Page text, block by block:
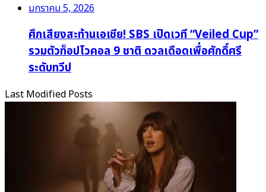
มกราคม 5, 2026
ศึกเสียงสะท้านเอเชีย! SBS เปิดเวที “Veiled Cup”
รวมตัวท็อปโวคอล 9 ชาติ ดวลเดือดเพื่อศักดิ์ศรี
ระดับทวีป
Last Modified Posts